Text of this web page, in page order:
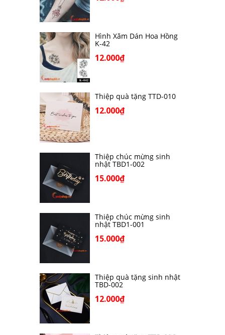
Hình Xăm Dán Hoa Hồng
K-42
12.000₫
Thiệp quà tặng TTD-010
12.000₫
Thiệp chúc mừng sinh
nhật TBD1-002
15.000₫
Thiệp chúc mừng sinh
nhật TBD1-001
15.000₫
Thiệp quà tặng sinh nhật
TBD-002
12.000₫